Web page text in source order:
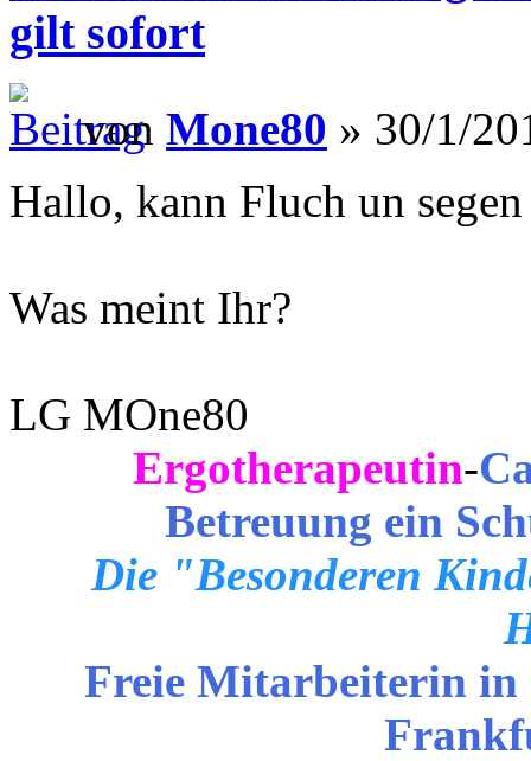
gilt sofort
von Mone80 » 30/1/
Hallo, kann Fluch un
Was meint Ihr?
LG MOne80
Ergotherapeutin-
Betreuung ein
Die "Besonderen
Freie Mitarbeiterin in